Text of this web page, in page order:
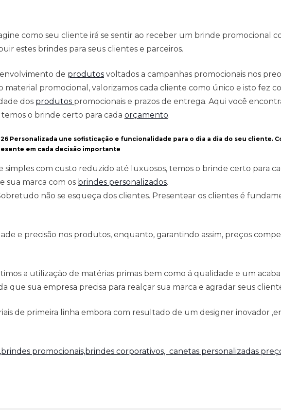
como seu cliente irá se sentir ao receber um brinde promocional
estes brindes para seus clientes e parceiros.
de produtos voltados a campanhas promocionais nos
promocional, valorizamos cada cliente como único e isto fez
dos produtos promocionais e prazos de entrega. Aqui você
o brinde certo para cada orçamento.
Personalizada une sofisticação e funcionalidade para o dia a dia do seu cliente.
em cada decisão importante
simples com custo reduzido até luxuosos, temos o brinde certo para
sua marca com os brindes personalizados.
não se esqueça dos clientes. Presentear os clientes é
e precisão nos produtos, enquanto, garantindo assim, preços
a utilização de matérias primas bem como á qualidade e um
que sua empresa precisa para realçar sua marca e agradar seus
de primeira linha embora com resultado de um designer inovador
promocionais,brindes corporativos, canetas personalizadas